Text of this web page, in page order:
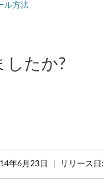
ル方法
したか?
年6月23日 リリース日: